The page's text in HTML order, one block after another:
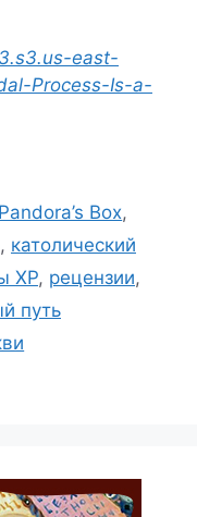
east-
Process-Is-a-
Box,
, католический
ХР, рецензии,
путь